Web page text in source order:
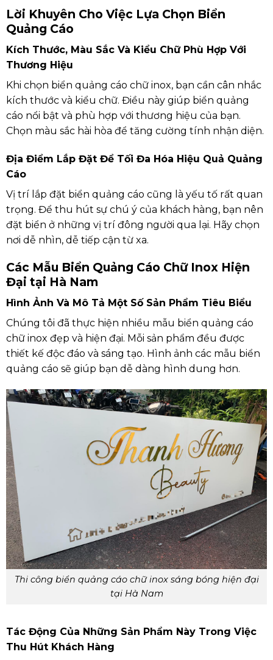
Lời Khuyên Cho Việc Lựa Chọn Biển
Quảng Cáo
Kích Thước, Màu Sắc Và Kiểu Chữ Phù Hợp Với
Thương Hiệu
Khi chọn biển quảng cáo chữ inox, bạn cần cân nhắc
kích thước và kiểu chữ. Điều này giúp biển quảng
cáo nổi bật và phù hợp với thương hiệu của bạn.
Chọn màu sắc hài hòa để tăng cường tính nhận diện.
Địa Điểm Lắp Đặt Để Tối Đa Hóa Hiệu Quả Quảng
Cáo
Vị trí lắp đặt biển quảng cáo cũng là yếu tố rất quan
trọng. Để thu hút sự chú ý của khách hàng, bạn nên
đặt biển ở những vị trí đông người qua lại. Hãy chọn
nơi dễ nhìn, dễ tiếp cận từ xa.
Các Mẫu Biển Quảng Cáo Chữ Inox Hiện
Đại tại Hà Nam
Hình Ảnh Và Mô Tả Một Số Sản Phẩm Tiêu Biểu
Chúng tôi đã thực hiện nhiều mẫu biển quảng cáo
chữ inox đẹp và hiện đại. Mỗi sản phẩm đều được
thiết kế độc đáo và sáng tạo. Hình ảnh các mẫu biển
quảng cáo sẽ giúp bạn dễ dàng hình dung hơn.
Thi công biển quảng cáo chữ inox sáng bóng hiện đại
tại Hà Nam
Tác Động Của Những Sản Phẩm Này Trong Việc
Thu Hút Khách Hàng